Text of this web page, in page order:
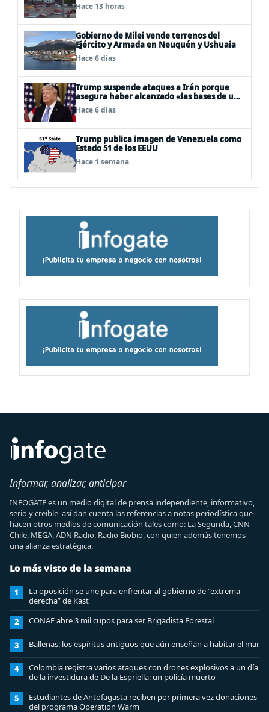
Hace 13 horas
Gobierno de Milei vende terrenos del
Ejército y Armada en Neuquén y Ushuaia
Hace 6 días
Trump suspende ataques a Irán porque
asegura haber alcanzado «las bases de un
acuerdo»
Hace 6 días
Trump publica imagen de Venezuela como
Estado 51 de los EEUU
Hace 1 semana
Informar, analizar, anticipar
INFOGATE es un medio digital de prensa independiente, informativo,
serio y creíble, así dan cuenta las referencias a notas periodística que
hacen otros medios de comunicación tales como: La Segunda, CNN
Chile, MEGA, ADN Radio, Radio Biobio, con quien además tenemos
una alianza estratégica.
Lo más visto de la semana
1
La oposición se une para enfrentar al gobierno de “extrema
derecha” de Kast
2 CONAF abre 3 mil cupos para ser Brigadista Forestal
3 Ballenas: los espíritus antiguos que aún enseñan a habitar el mar
4
Colombia registra varios ataques con drones explosivos a un día
de la investidura de De la Espriella: un policía muerto
5
Estudiantes de Antofagasta reciben por primera vez donaciones
del programa Operation Warm